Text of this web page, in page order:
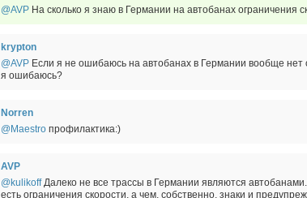
@AVP На сколько я знаю в Германии на автобанах ограничения
krypton
@AVP Если я не ошибаюсь на автобанах в Германии вообще нет
я ошибаюсь?
Norren
@Maestro профилактика:)
AVP
@kulikoffДалеко не все трассы в Германии являются
есть ограничения скорости, а чем, собственно, знаки и